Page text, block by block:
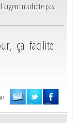
n'achète pas
ça facilite